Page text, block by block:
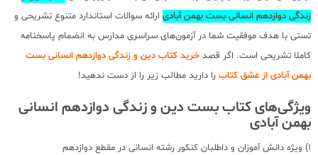
زندگی دوازدهم انسانی بست بهمن آبادی ارائه سوالات استاندارد متنوع تشریحی و
تستی با هدف موفقیت شما در آزمون‌های سراسری مدارس به انضمام پاسخنامه
کاملا تشریحی است. اگر قصد خرید کتاب دین و زندگی دوازدهم انسانی بست
بهمن آبادی از عشق کتاب را دارید مطالب زیر را از دست ندهید!
ویژگی‌های کتاب بست دین و زندگی دوازدهم انسانی
بهمن آبادی
1) ویژه دانش آموزان و داطلبان کنکور رشته انسانی در مقطع دوازدهم